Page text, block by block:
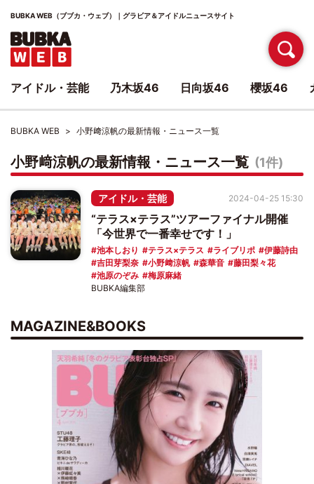
BUBKA WEB（ブブカ・ウェブ）｜グラビア＆アイドルニュースサイト
BUBKA WEB 小野﨑涼帆の最新情報・ニュース一覧
小野﨑涼帆の最新情報・ニュース一覧 (1件)
アイドル・芸能
“テラス×テラス”ツアーファイナル開催
「今世界で一番幸せです！」
池本しおり テラス×テラス ライブリポ
伊藤詩由
吉田芽梨奈
小野﨑涼帆 森華音
藤田梨々花
池原のぞみ
梅原麻緒
2024-04-25 15:30
BUBKA編集部
MAGAZINE&BOOKS
アイドル・芸能 乃木坂46 日向坂46 櫻坂46